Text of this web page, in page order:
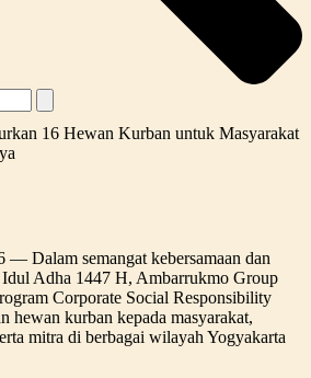
16 Hewan Kurban untuk Masyarakat
— Dalam semangat kebersamaan dan
Adha 1447 H, Ambarrukmo Group
Corporate Social Responsibility
hewan kurban kepada masyarakat,
mitra di berbagai wilayah Yogyakarta